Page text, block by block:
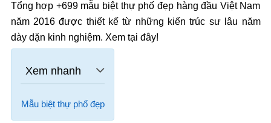
Tổng hợp +699 mẫu biệt thự phố đẹp hàng đầu Việt Nam
năm 2016 được thiết kế từ những kiến trúc sư lâu năm
dày dặn kinh nghiệm. Xem tại đây!
Mẫu biệt thự phố đẹp